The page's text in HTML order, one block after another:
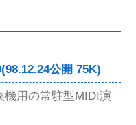
公開 75K)
機用の常駐型MIDI演